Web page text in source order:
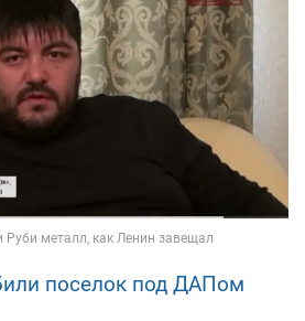
поселок под ДАПом